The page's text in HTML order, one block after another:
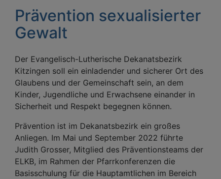
Prävention sexualisierter
Gewalt
Der Evangelisch-Lutherische Dekanatsbezirk
Kitzingen soll ein einladender und sicherer Ort des
Glaubens und der Gemeinschaft sein, an dem
Kinder, Jugendliche und Erwachsene einander in
Sicherheit und Respekt begegnen können.
Prävention ist im Dekanatsbezirk ein großes
Anliegen. Im Mai und September 2022 führte
Judith Grosser, Mitglied des Präventionsteams der
ELKB, im Rahmen der Pfarrkonferenzen die
Basisschulung für die Hauptamtlichen im Bereich